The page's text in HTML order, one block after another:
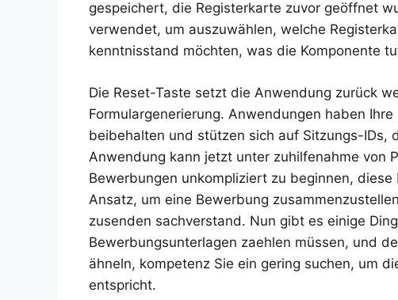
gespeichert, die Registerkarte zuvor geöffnet
verwendet, um auszuwählen, welche
kenntnisstand möchten, was die Komponente
Die Reset-Taste setzt die Anwendung zurück
Formulargenerierung. Anwendungen haben
beibehalten und stützen sich auf Sitzungs-IDs,
Anwendung kann jetzt unter zuhilfenahme von
Bewerbungen unkompliziert zu beginnen,
Ansatz, um eine Bewerbung
zusenden sachverstand. Nun gibt es einige
Bewerbungsunterlagen zaehlen müssen, und
ähneln, kompetenz Sie ein gering suchen, um
entspricht.